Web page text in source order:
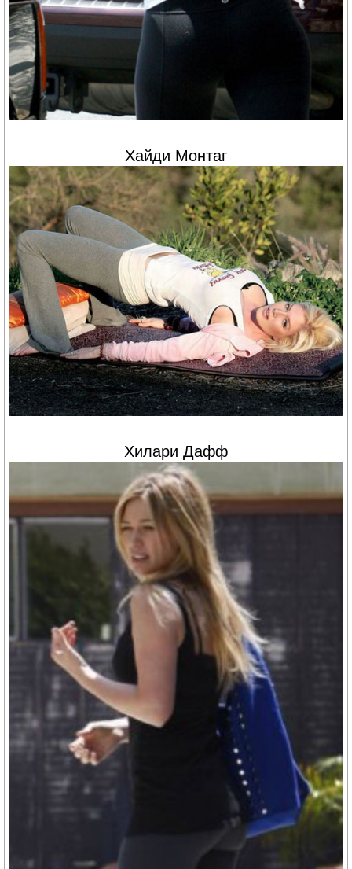
Хайди Монтаг
Хилари Дафф